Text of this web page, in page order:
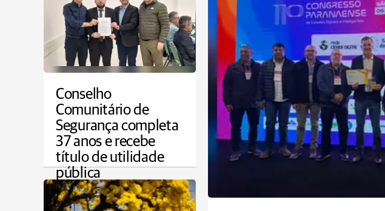
Conselho
Comunitário de
Segurança completa
37 anos e recebe
título de utilidade
pública
PONTA GROSSA